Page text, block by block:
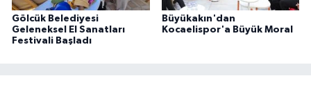
Gölcük Belediyesi
Geleneksel El Sanatları
Festivali Başladı
Büyükakın'dan
Kocaelispor'a Büyük Moral